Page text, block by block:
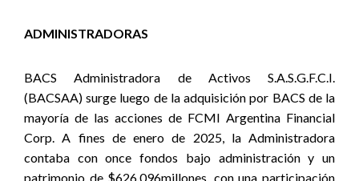
ADMINISTRADORAS
BACS Administradora de Activos S.A.S.G.F.C.I.
(BACSAA) surge luego de la adquisición por BACS de la
mayoría de las acciones de FCMI Argentina Financial
Corp. A fines de enero de 2025, la Administradora
contaba con once fondos bajo administración y un
patrimonio de $626.096millones, con una participación